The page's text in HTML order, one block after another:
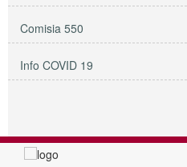
Comisia 550
Info COVID 19